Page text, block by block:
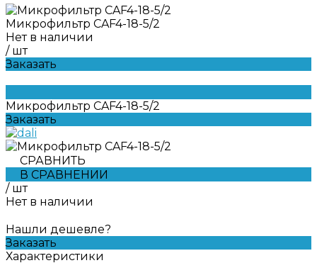
Микрофильтр CAF4-18-5/2
Нет в наличии
/ шт
Заказать
Микрофильтр CAF4-18-5/2
Заказать
СРАВНИТЬ
В СРАВНЕНИИ
/ шт
Нет в наличии
Нашли дешевле?
Заказать
Характеристики